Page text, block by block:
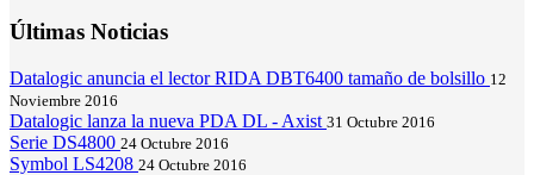
Últimas Noticias
Datalogic anuncia el lector RIDA DBT6400 tamaño de bolsillo 12
Noviembre 2016
Datalogic lanza la nueva PDA DL - Axist 31 Octubre 2016
Serie DS4800 24 Octubre 2016
Symbol LS4208 24 Octubre 2016